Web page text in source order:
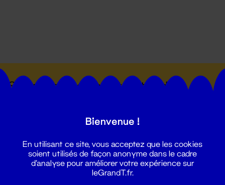
Suivez toutes les actualités du
Bienvenue !
En utilisant ce site, vous acceptez que les cookies
soient utilisés de façon anonyme dans le cadre
d'analyse pour améliorer votre expérience sur
leGrandT.fr.